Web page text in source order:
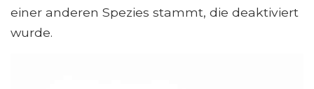
einer anderen Spezies stammt, die deaktiviert
wurde.